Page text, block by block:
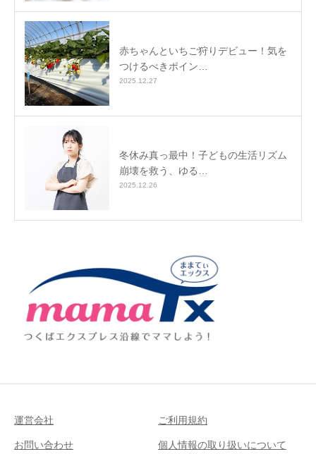
赤ちゃんといちご狩りデビュー！気を
つけるべきポイン…
2025.12.27
冬休み真っ最中！子どもの生活リズム
崩壊を救う、ゆる…
2025.12.26
運営会社 ご利用規約
お問い合わせ 個人情報の取り扱いについて